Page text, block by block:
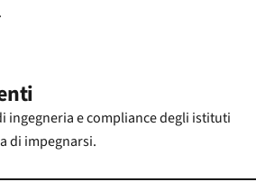
ingegneria e compliance degli istituti
di impegnarsi.